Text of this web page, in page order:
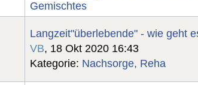
Gemischtes
Langzeit"überlebende" - wie geht
VB, 18 Okt 2020 16:43
Kategorie: Nachsorge, Reha